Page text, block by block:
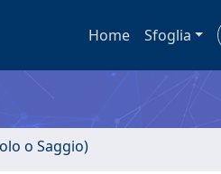
Home Sfoglia
o Saggio)